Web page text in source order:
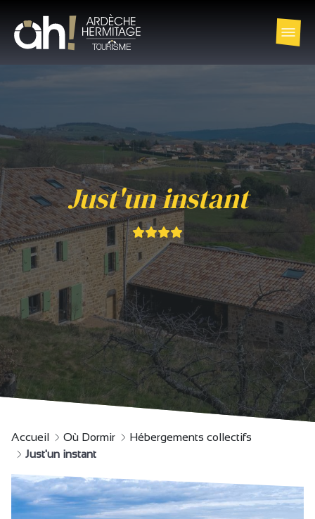
Just'un instant
Accueil Où Dormir
Hébergements collectifs
Just'un instant